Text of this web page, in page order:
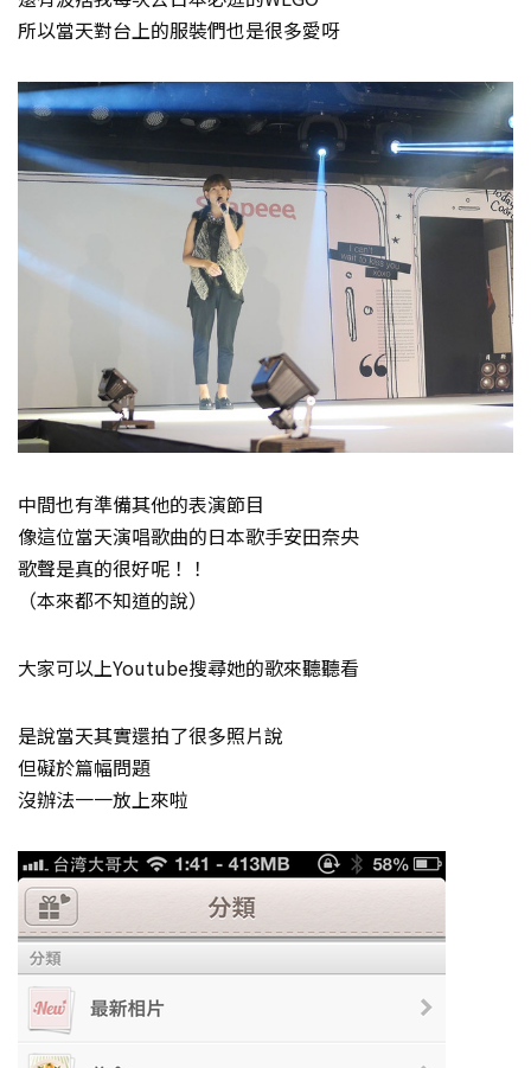
所以當天對台上的服裝們也是很多愛呀
中間也有準備其他的表演節目
像這位當天演唱歌曲的日本歌手安田奈央
歌聲是真的很好呢！！
（本來都不知道的說）
大家可以上Youtube搜尋她的歌來聽聽看
是說當天其實還拍了很多照片說
但礙於篇幅問題
沒辦法一一放上來啦